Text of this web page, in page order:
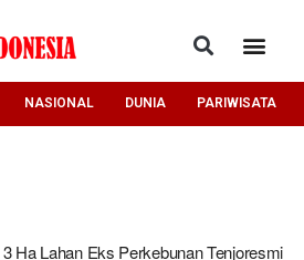
NASIONAL DUNIA PARIWISATA
Ha Lahan Eks Perkebunan Tenjoresmi